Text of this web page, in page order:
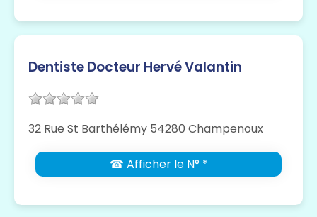
Dentiste Docteur Hervé Valantin
32 Rue St Barthélémy 54280 Champenoux
☎ Afficher le N° *